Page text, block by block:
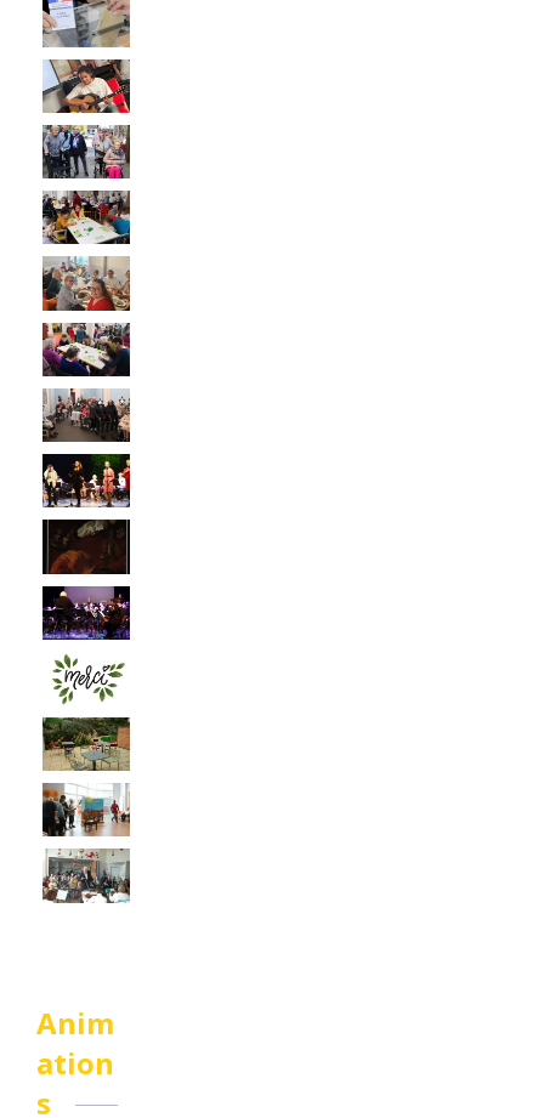
Anim
ation
s